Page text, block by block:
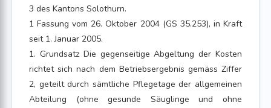
3 des Kantons Solothurn.
1 Fassung vom 26. Oktober 2004 (GS 35.253), in Kraft
seit 1. Januar 2005.
1. Grundsatz Die gegenseitige Abgeltung der Kosten
richtet sich nach dem Betriebsergebnis gemäss Ziffer
2, geteilt durch sämtliche Pflegetage der allgemeinen
Abteilung (ohne gesunde Säuglinge und ohne